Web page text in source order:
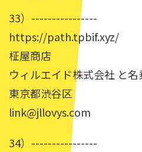
33）----------------
https://path.tpbif.xyz/
柾屋商店
ウィルエイド株式会社 と名
東京都渋谷区
link@jllovys.com
34）----------------